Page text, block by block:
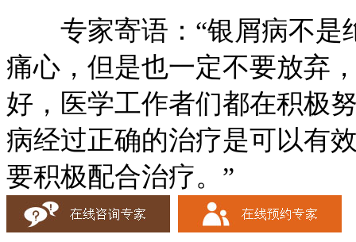
专家寄语：“银屑病不是
痛心，但是也一定不要放弃
好，医学工作者们都在积极
病经过正确的治疗是可以有
要积极配合治疗。”